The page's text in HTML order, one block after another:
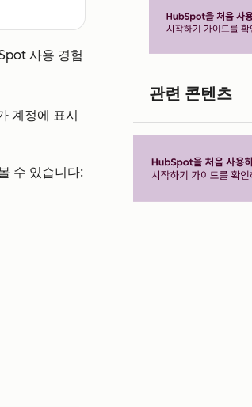
사용 경험
계정에 표시
수 있습니다:
관련 콘텐츠